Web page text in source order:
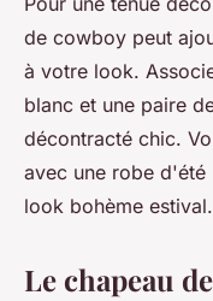
de cowboy peut
à votre look.
blanc et une paire
décontracté chic.
avec une robe d'été
look bohème estival.
Le chapeau